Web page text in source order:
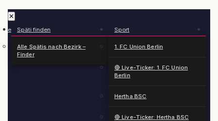
✕
Späti finden
Alle Spätis nach Bezirk –
Finder
Sport
1. FC Union Berlin
🔴 Live-Ticker: 1. FC Union
Berlin
Hertha BSC
🔴 Live-Ticker: Hertha BSC